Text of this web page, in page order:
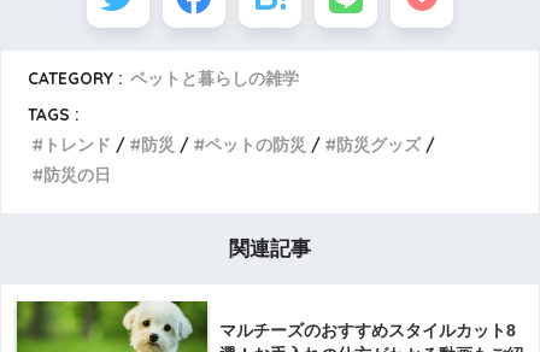
CATEGORY : ペットと暮らしの雑学
TAGS :
トレンド
防災 ペットの防災
防災グッズ
防災の日
関連記事
マルチーズのおすすめスタイルカット8